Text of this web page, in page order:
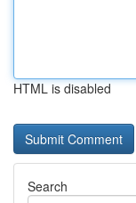
HTML is disabled
Search